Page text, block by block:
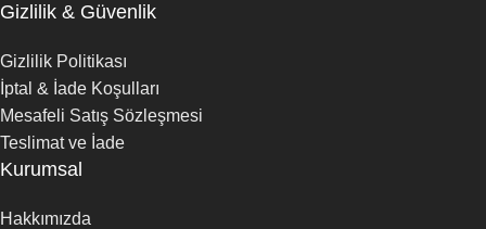
Gizlilik & Güvenlik
Gizlilik Politikası
İptal & İade Koşulları
Mesafeli Satış Sözleşmesi
Teslimat ve İade
Kurumsal
Hakkımızda